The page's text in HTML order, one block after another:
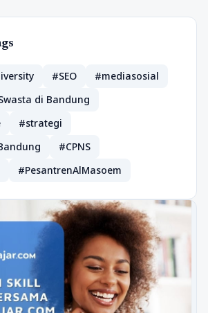
#SEO
#mediasosial
di Bandung
#strategi
#CPNS
#PesantrenAlMasoem